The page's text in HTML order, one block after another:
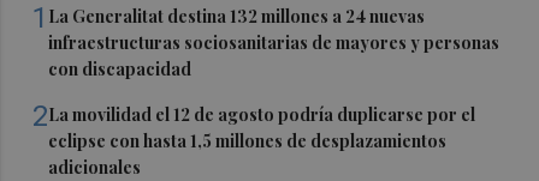
1 La Generalitat destina 132 millones a 24 nuevas
infraestructuras sociosanitarias de mayores y personas
con discapacidad
2La movilidad el 12 de agosto podría duplicarse por el
eclipse con hasta 1,5 millones de desplazamientos
adicionales